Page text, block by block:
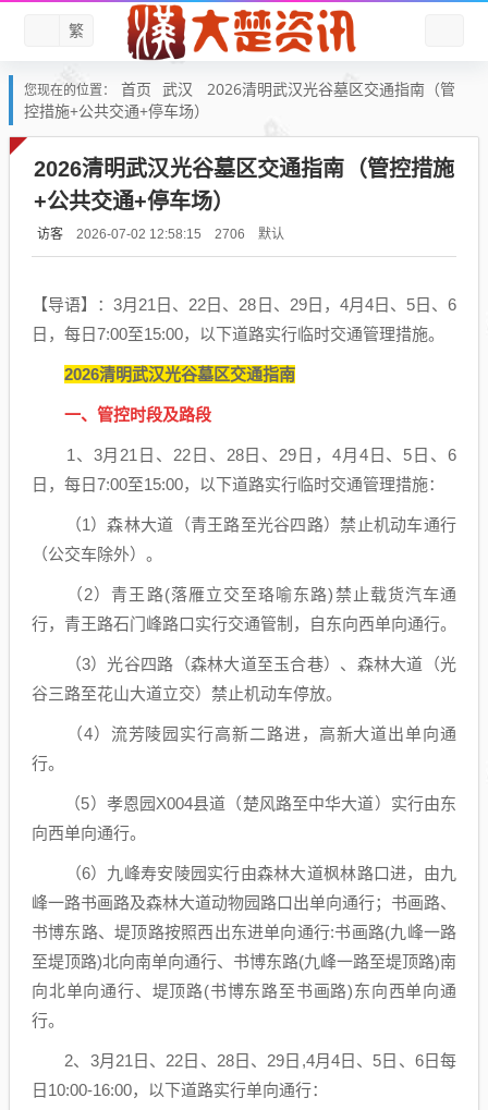
繁
您现在的位置： 首页 武汉
2026清明武汉光谷墓区交通指南（管
控措施+公共交通+停车场）
2026清明武汉光谷墓区交通指南（管控措施
+公共交通+停车场）
访客 2026-07-02 12:58:15 2706 默认
【导语】：3月21日、22日、28日、29日，4月4日、5日、6
日，每日7:00至15:00，以下道路实行临时交通管理措施。
2026清明武汉光谷墓区交通指南
一、管控时段及路段
1、3月21日、22日、28日、29日，4月4日、5日、6
日，每日7:00至15:00，以下道路实行临时交通管理措施：
（1）森林大道（青王路至光谷四路）禁止机动车通行
（公交车除外）。
（2）青王路(落雁立交至珞喻东路)禁止载货汽车通
行，青王路石门峰路口实行交通管制，自东向西单向通行。
（3）光谷四路（森林大道至玉合巷）、森林大道（光
谷三路至花山大道立交）禁止机动车停放。
（4）流芳陵园实行高新二路进，高新大道出单向通
行。
（5）孝恩园X004县道（楚风路至中华大道）实行由东
向西单向通行。
（6）九峰寿安陵园实行由森林大道枫林路口进，由九
峰一路书画路及森林大道动物园路口出单向通行；书画路、
书博东路、堤顶路按照西出东进单向通行:书画路(九峰一路
至堤顶路)北向南单向通行、书博东路(九峰一路至堤顶路)南
向北单向通行、堤顶路(书博东路至书画路)东向西单向通
行。
2、3月21日、22日、28日、29日,4月4日、5日、6日每
日10:00-16:00，以下道路实行单向通行：